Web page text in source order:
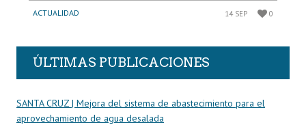
ACTUALIDAD 14 SEP 0
ÚLTIMAS PUBLICACIONES
SANTA CRUZ | Mejora del sistema de abastecimiento para el
aprovechamiento de agua desalada